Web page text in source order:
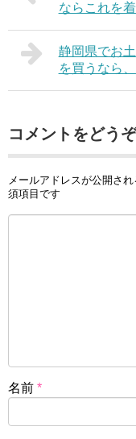
ならこれを
静岡県でお
を買うなら
コメントをどうぞ
メールアドレスが公開され
須項目です
名前 *